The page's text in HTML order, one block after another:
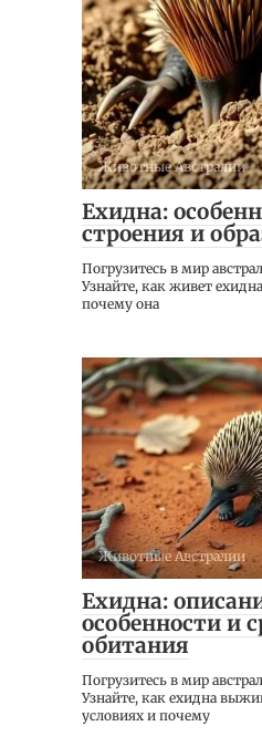
Животные Австралии
Ехидна:
строения и
Погрузитесь в мир
Узнайте, как живет
почему она
Животные Австралии
Ехидна:
особенности и
обитания
Погрузитесь в мир
Узнайте, как ехидна
условиях и почему